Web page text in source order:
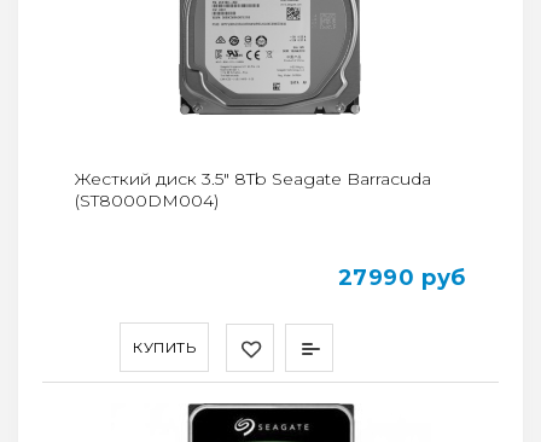
КУПИТЬ
Жесткий диск 3.5" 8Tb Seagate Barracuda
(ST8000DM004)
27990 руб